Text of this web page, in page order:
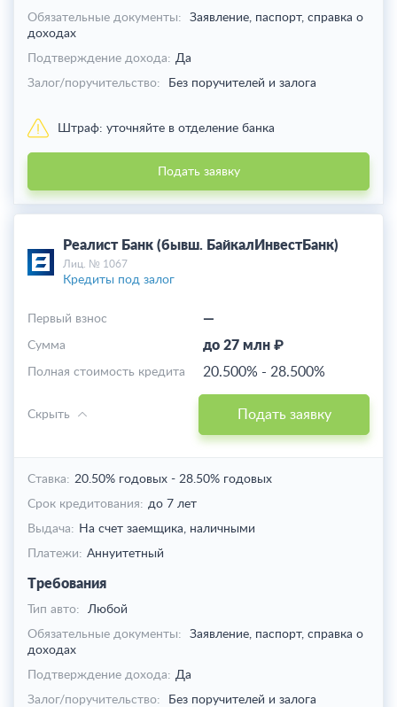
Обязательные документы:
Заявление, паспорт, справка о
доходах
Подтверждение дохода: Да
Залог/поручительство:
Без поручителей и залога
Штраф: уточняйте в отделение банка
Подать заявку
Реалист Банк (бывш. БайкалИнвестБанк)
Лиц. № 1067
Кредиты под залог
—
Первый взнос
до 27 млн ₽
Cумма
20.500% - 28.500%
Полная стоимость кредита
Подать заявку
Скрыть
Ставка: 20.50% годовых - 28.50% годовых
Срок кредитования: до 7 лет
Выдача: На счет заемщика, наличными
Платежи: Аннуитетный
Требования
Тип авто:
Любой
Обязательные документы:
Заявление, паспорт, справка о
доходах
Подтверждение дохода: Да
Залог/поручительство:
Без поручителей и залога